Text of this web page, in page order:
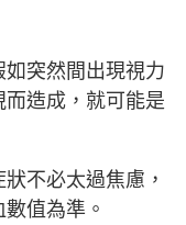
突然間出現視力
造成，就可能是
不必太過焦慮，
值為準。